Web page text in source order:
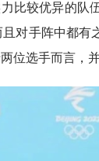
比较优异的
对手阵中都
位选手而言，